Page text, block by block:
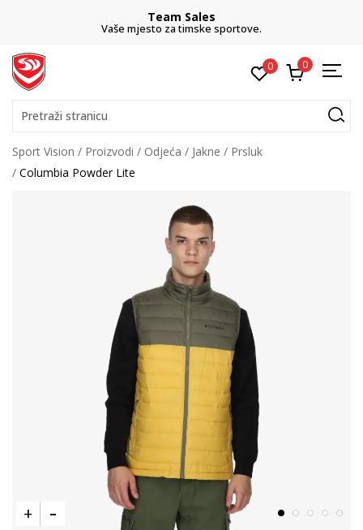
Team Sales
Vaše mjesto za timske sportove.
0 0
Pretraži stranicu
Sport Vision Proizvodi Odjeća Jakne
Prsluk
Columbia Powder Lite